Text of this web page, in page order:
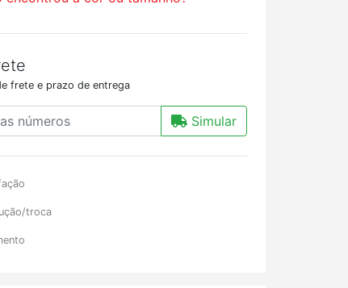
frete e prazo de entrega
Simular
troca